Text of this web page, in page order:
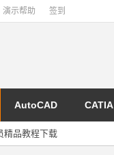
演示帮助 签到
AutoCAD CATIA
精品教程下载